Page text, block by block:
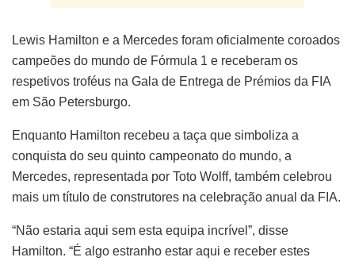
Lewis Hamilton e a Mercedes foram oficialmente coroados
campeões do mundo de Fórmula 1 e receberam os
respetivos troféus na Gala de Entrega de Prémios da FIA
em São Petersburgo.
Enquanto Hamilton recebeu a taça que simboliza a
conquista do seu quinto campeonato do mundo, a
Mercedes, representada por Toto Wolff, também celebrou
mais um título de construtores na celebração anual da FIA.
“Não estaria aqui sem esta equipa incrível”, disse
Hamilton. “É algo estranho estar aqui e receber estes